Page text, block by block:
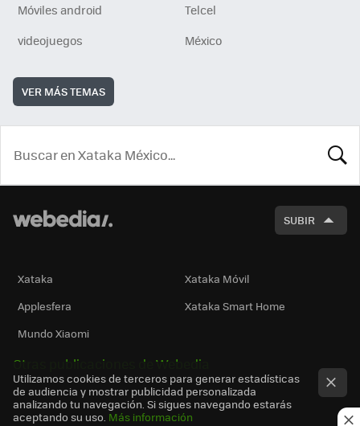
Móviles android
Telcel
videojuegos
México
VER MÁS TEMAS
SUBIR
Xataka
Xataka Móvil
Applesfera
Xataka Smart Home
Mundo Xiaomi
Otras publicaciones de Webedia
Utilizamos cookies de terceros para generar estadísticas
de audiencia y mostrar publicidad personalizada
analizando tu navegación. Si sigues navegando estarás
aceptando su uso. Más información